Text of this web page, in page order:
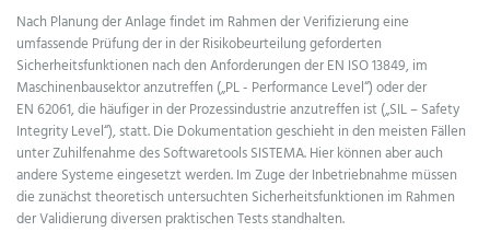
Nach Planung der Anlage findet im Rahmen der Verifizierung eine
umfassende Prüfung der in der Risikobeurteilung geforderten
Sicherheitsfunktionen nach den Anforderungen der EN ISO 13849, im
Maschinenbausektor anzutreffen („PL - Performance Level“) oder der
EN 62061, die häufiger in der Prozessindustrie anzutreffen ist („SIL – Safety
Integrity Level“), statt. Die Dokumentation geschieht in den meisten Fällen
unter Zuhilfenahme des Softwaretools SISTEMA. Hier können aber auch
andere Systeme eingesetzt werden. Im Zuge der Inbetriebnahme müssen
die zunächst theoretisch untersuchten Sicherheitsfunktionen im Rahmen
der Validierung diversen praktischen Tests standhalten.